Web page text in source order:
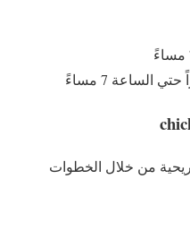
من خلال الخطوات